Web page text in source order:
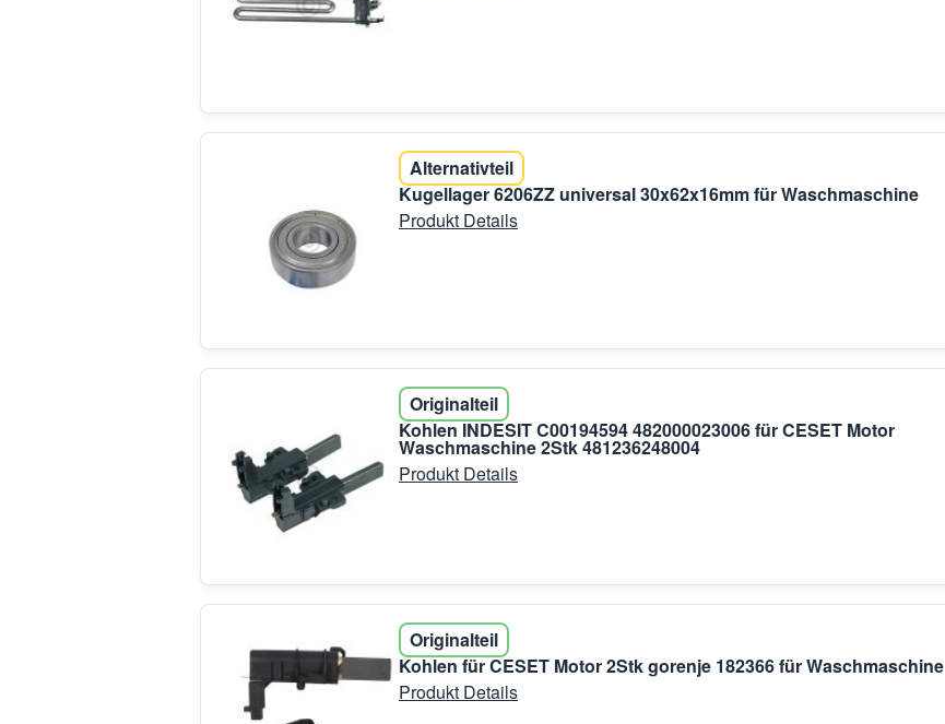
Alternativteil
Kugellager 6206ZZ universal 30x62x16mm für Waschmaschine
Produkt Details
Originalteil
Kohlen INDESIT C00194594 482000023006 für CESET Motor
Waschmaschine 2Stk 481236248004
Produkt Details
Originalteil
Kohlen für CESET Motor 2Stk gorenje 182366 für Waschmaschine
Produkt Details